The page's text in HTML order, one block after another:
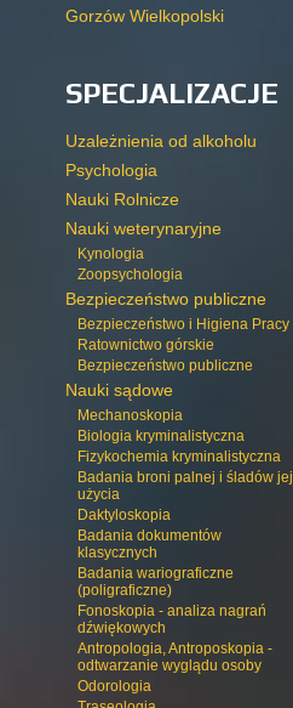
Gorzów Wielkopolski
SPECJALIZACJE
Uzależnienia od alkoholu
Psychologia
Nauki Rolnicze
Nauki weterynaryjne
Kynologia
Zoopsychologia
Bezpieczeństwo publiczne
Bezpieczeństwo i Higiena Pracy
Ratownictwo górskie
Bezpieczeństwo publiczne
Nauki sądowe
Mechanoskopia
Biologia kryminalistyczna
Fizykochemia kryminalistyczna
Badania broni palnej i śladów jej
użycia
Daktyloskopia
Badania dokumentów
klasycznych
Badania wariograficzne
(poligraficzne)
Fonoskopia - analiza nagrań
dźwiękowych
Antropologia, Antroposkopia -
odtwarzanie wyglądu osoby
Odorologia